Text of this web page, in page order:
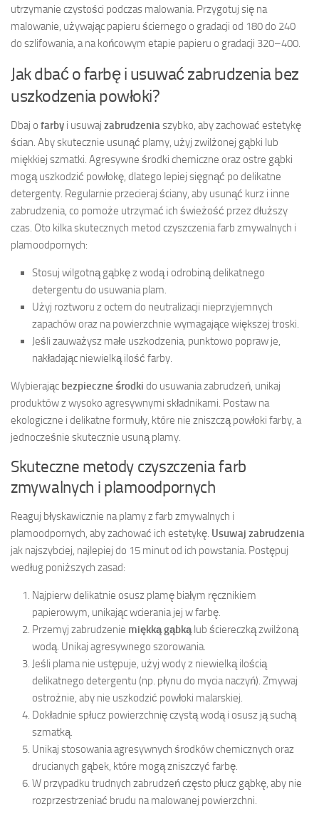
utrzymanie czystości podczas malowania. Przygotuj się na
malowanie, używając papieru ściernego o gradacji od 180 do 240
do szlifowania, a na końcowym etapie papieru o gradacji 320–400.
Jak dbać o farbę i usuwać zabrudzenia bez
uszkodzenia powłoki?
Dbaj o farby i usuwaj zabrudzeniaszybko, aby zachować estetykę
ścian. Aby skutecznie usunąć plamy, użyj zwilżonej gąbki lub
miękkiej szmatki. Agresywne środki chemiczne oraz ostre gąbki
mogą uszkodzić powłokę, dlatego lepiej sięgnąć po delikatne
detergenty. Regularnie przecieraj ściany, aby usunąć kurz i inne
zabrudzenia, co pomoże utrzymać ich świeżość przez dłuższy
czas. Oto kilka skutecznych metod czyszczenia farb zmywalnych i
plamoodpornych:
Stosuj wilgotną gąbkę z wodą i odrobiną delikatnego
detergentu do usuwania plam.
Użyj roztworu z octem do neutralizacji nieprzyjemnych
zapachów oraz na powierzchnie wymagające większej troski.
Jeśli zauważysz małe uszkodzenia, punktowo popraw je,
nakładając niewielką ilość farby.
Wybierając bezpieczne środki do usuwania zabrudzeń, unikaj
produktów z wysoko agresywnymi składnikami. Postaw na
ekologiczne i delikatne formuły, które nie zniszczą powłoki farby, a
jednocześnie skutecznie usuną plamy.
Skuteczne metody czyszczenia farb
zmywalnych i plamoodpornych
Reaguj błyskawicznie na plamy z farb zmywalnych i
plamoodpornych, aby zachować ich estetykę. Usuwaj zabrudzenia
jak najszybciej, najlepiej do 15 minut od ich powstania. Postępuj
według poniższych zasad:
Najpierw delikatnie osusz plamę białym ręcznikiem
papierowym, unikając wcierania jej w farbę.
Przemyj zabrudzenie miękką gąbkąlub ściereczką zwilżoną
wodą. Unikaj agresywnego szorowania.
Jeśli plama nie ustępuje, użyj wody z niewielką ilością
delikatnego detergentu (np. płynu do mycia naczyń). Zmywaj
ostrożnie, aby nie uszkodzić powłoki malarskiej.
Dokładnie spłucz powierzchnię czystą wodą i osusz ją suchą
szmatką.
Unikaj stosowania agresywnych środków chemicznych oraz
drucianych gąbek, które mogą zniszczyć farbę.
W przypadku trudnych zabrudzeń często płucz gąbkę, aby nie
rozprzestrzeniać brudu na malowanej powierzchni.